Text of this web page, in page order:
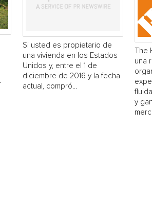
Si usted es propietario de
una vivienda en los Estados
Unidos y, entre el 1 de
diciembre de 2016 y la fecha
actual, compró...
una
y